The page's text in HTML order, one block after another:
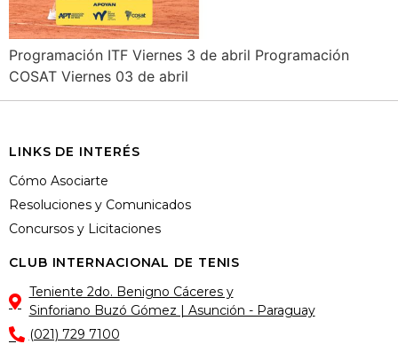
Programación ITF Viernes 3 de abril Programación
COSAT Viernes 03 de abril
LINKS DE INTERÉS
Cómo Asociarte
Resoluciones y Comunicados
Concursos y Licitaciones
CLUB INTERNACIONAL DE TENIS
Teniente 2do. Benigno Cáceres y
Sinforiano Buzó Gómez | Asunción - Paraguay
(021) 729 7100